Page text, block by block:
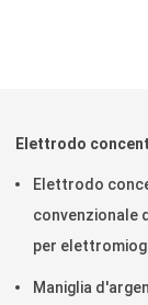
Elettrodo
Elettrodo
convenzionale
per
Maniglia